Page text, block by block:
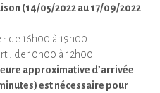
(14/05/2022 au 17/09/2022
: de 16h00 à 19h00
: de 10h00 à 12h00
approximative d’arrivée
est nécessaire pour